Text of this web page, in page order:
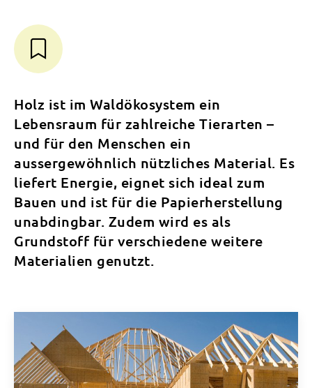
Holz ist im Waldökosystem ein
Lebensraum für zahlreiche Tierarten –
und für den Menschen ein
aussergewöhnlich nützliches Material. Es
liefert Energie, eignet sich ideal zum
Bauen und ist für die Papierherstellung
unabdingbar. Zudem wird es als
Grundstoff für verschiedene weitere
Materialien genutzt.